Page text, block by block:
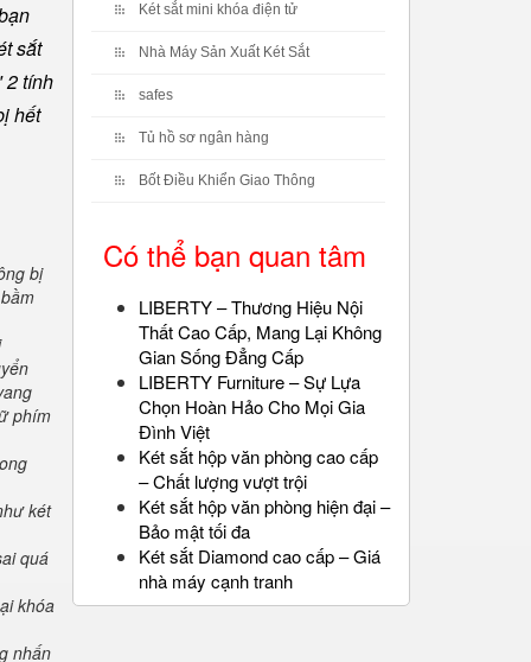
sắt
2 tính
hết
bị
phím
két
quá
khóa
nhấn
Két sắt mini khóa điện tử
Nhà Máy Sản Xuất Két Sắt
safes
Tủ hồ sơ ngân hàng
Bốt Điều Khiển Giao Thông
Có thể bạn quan tâm
LIBERTY – Thương Hiệu Nội
Thất Cao Cấp, Mang Lại Không
Gian Sống Đẳng Cấp
LIBERTY Furniture – Sự Lựa
Chọn Hoàn Hảo Cho Mọi Gia
Đình Việt
Két sắt hộp văn phòng cao cấp
– Chất lượng vượt trội
Két sắt hộp văn phòng hiện đại –
Bảo mật tối đa
Két sắt Diamond cao cấp – Giá
nhà máy cạnh tranh